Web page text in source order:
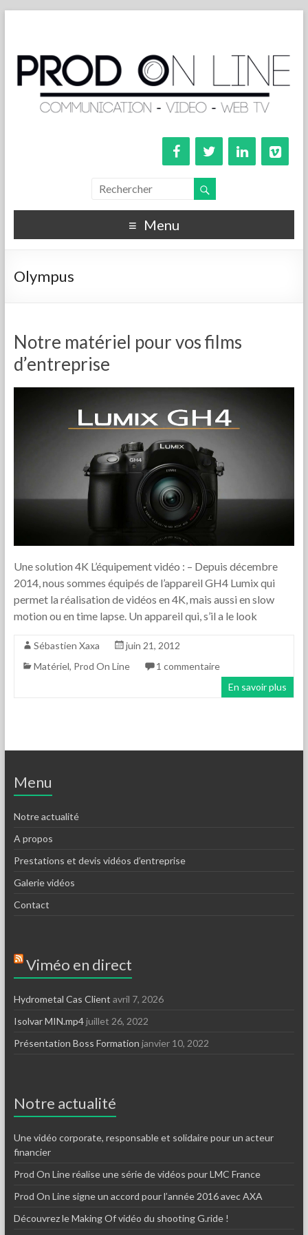
Menu
Olympus
Notre matériel pour vos films
d’entreprise
Une solution 4K L’équipement vidéo : – Depuis décembre
2014, nous sommes équipés de l’appareil GH4 Lumix qui
permet la réalisation de vidéos en 4K, mais aussi en slow
motion ou en time lapse. Un appareil qui, s’il a le look
Sébastien Xaxa
juin 21, 2012
Matériel, Prod On Line
1 commentaire
En savoir plus
Menu
Notre actualité
A propos
Prestations et devis vidéos d’entreprise
Galerie vidéos
Contact
Viméo en direct
Hydrometal Cas Client avril 7, 2026
Isolvar MIN.mp4juillet 26, 2022
Présentation Boss Formation janvier 10, 2022
Notre actualité
Une vidéo corporate, responsable et solidaire pour un acteur
financier
Prod On Line réalise une série de vidéos pour LMC France
Prod On Line signe un accord pour l’année 2016 avec AXA
Découvrez le Making Of vidéo du shooting G.ride !